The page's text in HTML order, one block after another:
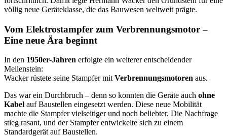
völlig neue Geräteklasse, die das Bauwesen weltweit prägte.
Vom Elektrostampfer zum Verbrennungsmotor –
Eine neue Ära beginnt
In den 1950er-Jahren erfolgte ein weiterer entscheidender
Meilenstein:
Wacker rüstete seine Stampfer mit Verbrennungsmotoren aus.
Das war ein Durchbruch – denn so konnten die Geräte auch ohne
Kabel auf Baustellen eingesetzt werden. Diese neue Mobilität
machte die Stampfer vielseitiger und noch beliebter. Die Nachfrage
stieg rasant, und der Stampfer entwickelte sich zu einem
Standardgerät auf Baustellen.